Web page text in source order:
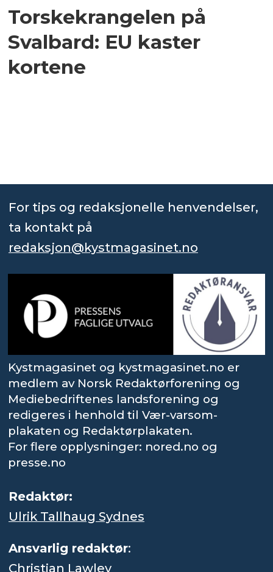
Torskekrangelen på
Svalbard: EU kaster
kortene
For tips og redaksjonelle henvendelser,
ta kontakt på
redaksjon@kystmagasinet.no
Kystmagasinet og kystmagasinet.no er
medlem av Norsk Redaktørforening og
Mediebedriftenes landsforening og
redigeres i henhold til Vær-varsom-
plakaten og Redaktørplakaten.
For flere opplysninger: nored.no og
presse.no
Redaktør:
Ulrik Tallhaug Sydnes
Ansvarlig redaktør:
Christian Lawley